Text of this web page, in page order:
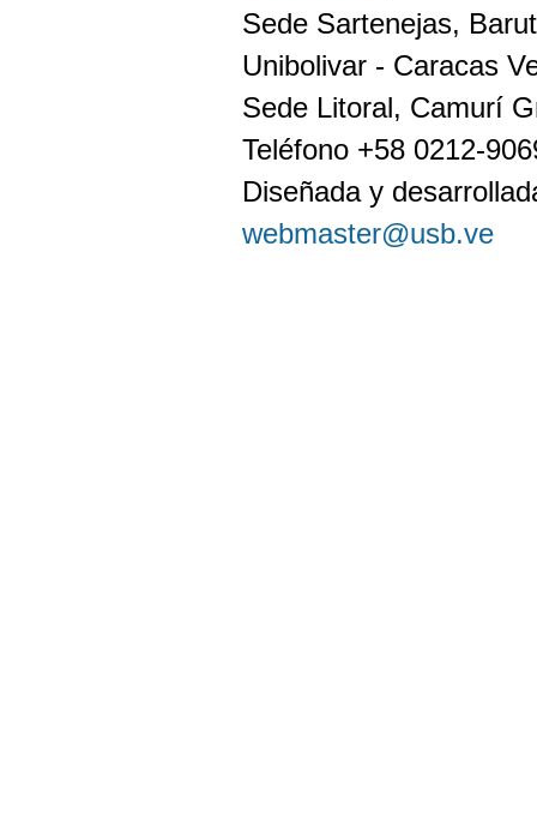
Sede Sartenejas,
Unibolivar - Caracas
Sede Litoral, Camurí
Teléfono +58 0212-
Diseñada y
webmaster@usb.ve